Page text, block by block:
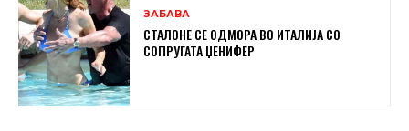
ЗАБАВА
СТАЛОНЕ СЕ ОДМОРА ВО ИТАЛИЈА СО
СОПРУГАТА ЏЕНИФЕР